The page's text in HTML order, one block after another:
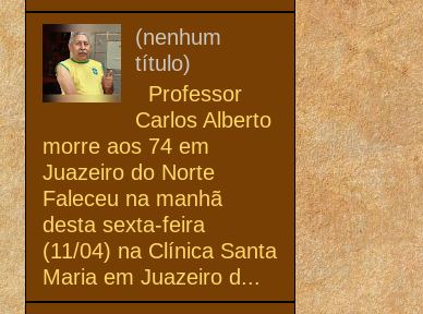
(nenhum
título)
Professor
Carlos Alberto
morre aos 74 em
Juazeiro do Norte
Faleceu na manhã
desta sexta-feira
(11/04) na Clínica Santa
Maria em Juazeiro d...